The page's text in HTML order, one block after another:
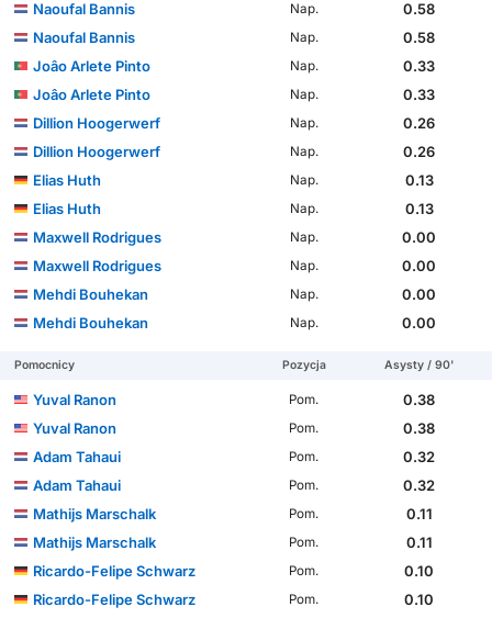
Naoufal Bannis Nap.
0.58
Naoufal Bannis
Nap.
0.58
Joâo Arlete Pinto
Nap.
0.33
Joâo Arlete Pinto
Nap.
0.33
Dillion Hoogerwerf
Nap.
0.26
Dillion Hoogerwerf
Nap.
0.26
Elias Huth
Nap.
0.13
Elias Huth
Nap.
0.13
Maxwell Rodrigues
Nap.
0.00
Maxwell Rodrigues
Nap.
0.00
Mehdi Bouhekan
Nap.
0.00
Mehdi Bouhekan
Nap. 0.00
Pomocnicy Pozycja Asysty / 90'
Yuval Ranon Pom.
0.38
Yuval Ranon
Pom.
0.38
Adam Tahaui
Pom.
0.32
Adam Tahaui
Pom.
0.32
Mathijs Marschalk
Pom.
0.11
Mathijs Marschalk
Pom.
0.11
Ricardo-Felipe Schwarz
Pom.
0.10
Ricardo-Felipe Schwarz
Pom.
0.10